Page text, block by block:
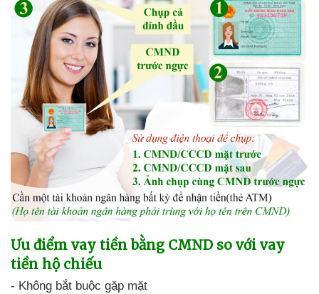
Ưu điểm vay tiền bằng CMND so với vay
tiền hộ chiếu
- Không bắt buộc gặp mặt